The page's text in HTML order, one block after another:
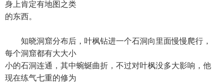
身上肯定有地图之类
的东西。
知晓洞窟分布后，叶枫钻进一个石洞向里面慢慢爬行，
每个洞窟都有大大小
小的石洞连通，其中蜿蜒曲折，不过对叶枫没多大影响，他
现在练气七重的修为